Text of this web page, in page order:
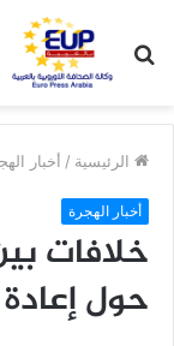
عن
الرئيسية / أخبار
أخبار الهجرة
خلافات
حول إعادة